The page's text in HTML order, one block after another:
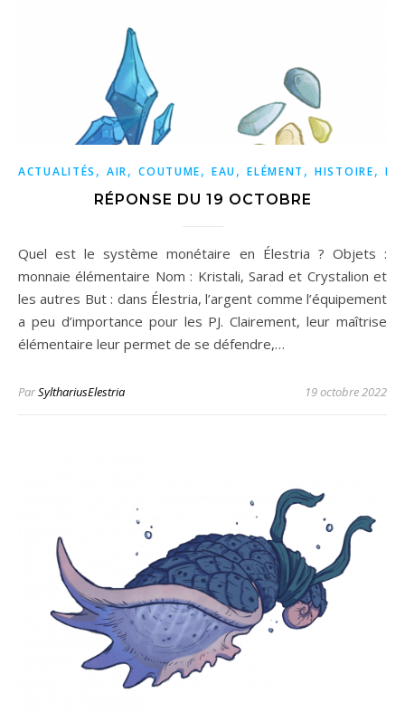
ACTUALITÉS , AIR,COUTUME,EAU,ELÉMENT ,HISTOIRE,
RÉPONSE DU 19 OCTOBRE
Quel est le système monétaire en Élestria ? Objets :
monnaie élémentaire Nom : Kristali, Sarad et Crystalion et
les autres But : dans Élestria, l’argent comme l’équipement
a peu d’importance pour les PJ. Clairement, leur maîtrise
élémentaire leur permet de se défendre,…
ParSylthariusElestria 19 octobre 2022